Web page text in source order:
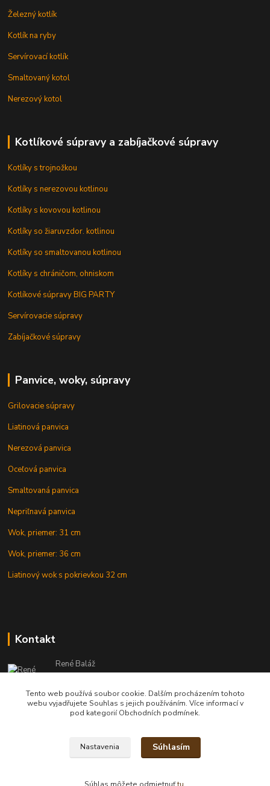
Železný kotlík
Kotlík na ryby
Servírovací kotlík
Smaltovaný kotol
Nerezový kotol
Kotlíkové súpravy a zabíjačkové súpravy
Kotlíky s trojnožkou
Kotlíky s nerezovou kotlinou
Kotlíky s kovovou kotlinou
Kotlíky so žiaruvzdor. kotlinou
Kotlíky so smaltovanou kotlinou
Kotlíky s chráničom, ohniskom
Kotlíkové súpravy BIG PARTY
Servírovacie súpravy
Zabíjačkové súpravy
Panvice, woky, súpravy
Grilovacie súpravy
Liatinová panvica
Nerezová panvica
Oceľová panvica
Smaltovaná panvica
Nepriľnavá panvica
Wok, priemer: 31 cm
Wok, priemer: 36 cm
Liatinový wok s pokrievkou 32 cm
Kontakt
René Baláž
Eshop: +421 902 212 007
od 8:00 - do 16:00 hod
info@kotlikyshop.sk
Copyright © 2014-2030 KOTLIKYSHOP.sk, všetky práva vyhradené
Tento web používá soubor cookie. Dalším procházením tohoto
webu vyjadřujete Souhlas s jejich používáním. Více informací v
pod kategorií Obchodních podmínek.
Nastavenia Súhlasím